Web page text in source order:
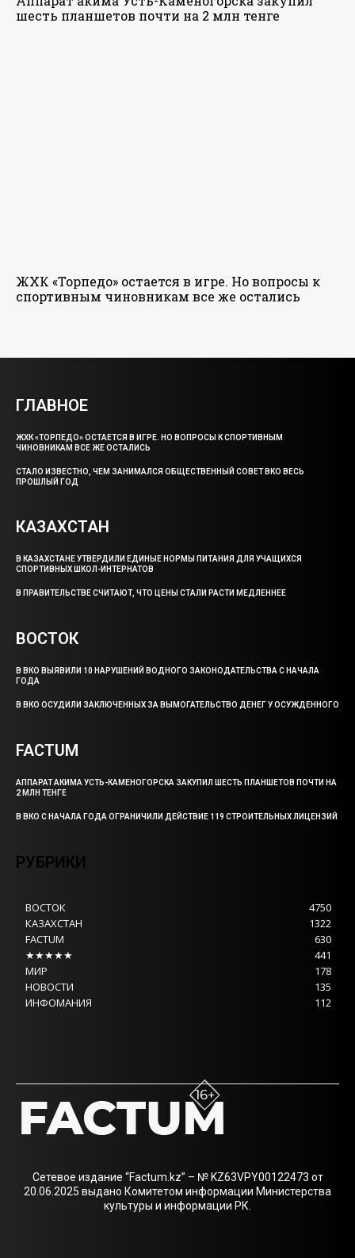
шесть планшетов почти на 2 млн тенге
ЖХК «Торпедо» остается в игре. Но вопросы к
спортивным чиновникам все же остались
ГЛАВНОЕ
ЖХК «ТОРПЕДО» ОСТАЕТСЯ В ИГРЕ. НО ВОПРОСЫ К СПОРТИВНЫМ
ЧИНОВНИКАМ ВСЕ ЖЕ ОСТАЛИСЬ
СТАЛО ИЗВЕСТНО, ЧЕМ ЗАНИМАЛСЯ ОБЩЕСТВЕННЫЙ СОВЕТ ВКО ВЕСЬ
ПРОШЛЫЙ ГОД
КАЗАХСТАН
В КАЗАХСТАНЕ УТВЕРДИЛИ ЕДИНЫЕ НОРМЫ ПИТАНИЯ ДЛЯ УЧАЩИХСЯ
СПОРТИВНЫХ ШКОЛ-ИНТЕРНАТОВ
В ПРАВИТЕЛЬСТВЕ СЧИТАЮТ, ЧТО ЦЕНЫ СТАЛИ РАСТИ МЕДЛЕННЕЕ
ВОСТОК
В ВКО ВЫЯВИЛИ 10 НАРУШЕНИЙ ВОДНОГО ЗАКОНОДАТЕЛЬСТВА С НАЧАЛА
ГОДА
В ВКО ОСУДИЛИ ЗАКЛЮЧЕННЫХ ЗА ВЫМОГАТЕЛЬСТВО ДЕНЕГ У ОСУЖДЕННОГО
FACTUM
АППАРАТ АКИМА УСТЬ-КАМЕНОГОРСКА ЗАКУПИЛ ШЕСТЬ ПЛАНШЕТОВ ПОЧТИ НА
2 МЛН ТЕНГЕ
В ВКО С НАЧАЛА ГОДА ОГРАНИЧИЛИ ДЕЙСТВИЕ 119 СТРОИТЕЛЬНЫХ ЛИЦЕНЗИЙ
РУБРИКИ
ВОСТОК
4750
КАЗАХСТАН
1322
FACTUM
630
★★★★★
441
МИР
178
НОВОСТИ
135
ИНФОМАНИЯ
112
Сетевое издание “Factum.kz” – № KZ63VPY00122473 от
20.06.2025 выдано Комитетом информации Министерства
культуры и информации РК.